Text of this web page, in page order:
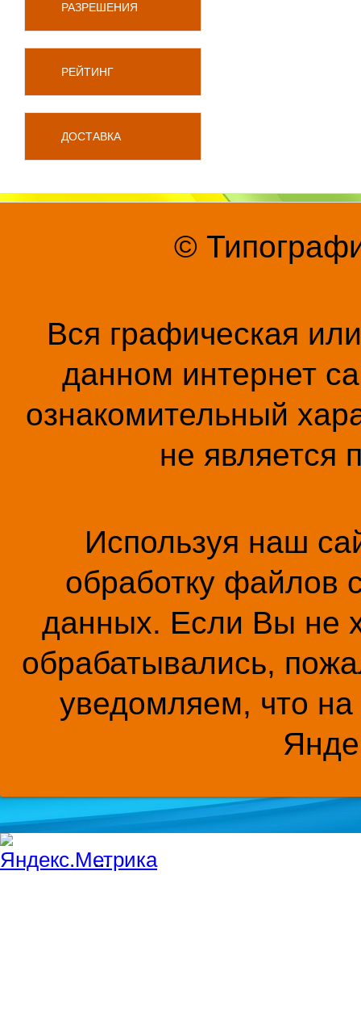
РАЗРЕШЕНИЯ
РЕЙТИНГ
ДОСТАВКА
©
Вся графическая
данном интернет
ознакомительный
не является
Используя наш
обработку файлов
данных. Если Вы не
обрабатывались,
уведомляем, что на
...